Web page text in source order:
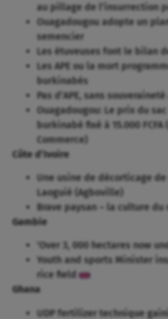
au pillage de l’insurrection
Ouagadougou adopte un
semencier
Les étuveuses font le bilan
Les APE ou la mort
burkinabés
Pas d’APE, sans
Ouagadougou: Le prix du
burkinabè fixé à 15.000
Commerce)
Côte d’Ivoire
Une usine de décorticage
Laoguié (Agboville)
Brave paysan – la culture du
Gambie
‘Over 3, 000 hectares now
Youth and sports Minister
rice field
Ghana
UDP fertilizer technique